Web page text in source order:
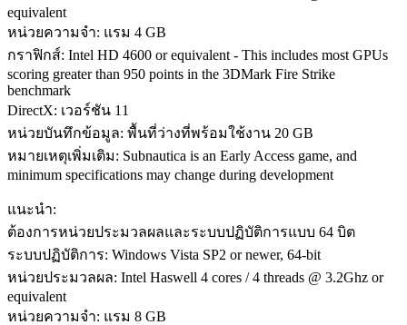
equivalent
หน่วยความจำ: แรม 4 GB
กราฟิกส์: Intel HD 4600 or equivalent - This includes most GPUs
scoring greater than 950 points in the 3DMark Fire Strike
benchmark
DirectX: เวอร์ชัน 11
หน่วยบันทึกข้อมูล: พื้นที่ว่างที่พร้อมใช้งาน 20 GB
หมายเหตุเพิ่มเติม: Subnautica is an Early Access game, and
minimum specifications may change during development
แนะนำ:
ต้องการหน่วยประมวลผลและระบบปฏิบัติการแบบ 64 บิต
ระบบปฏิบัติการ: Windows Vista SP2 or newer, 64-bit
หน่วยประมวลผล: Intel Haswell 4 cores / 4 threads @ 3.2Ghz or
equivalent
หน่วยความจำ: แรม 8 GB